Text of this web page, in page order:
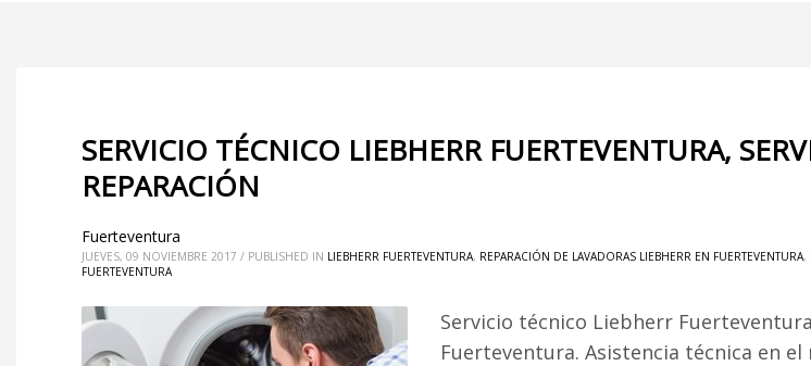
SERVICIO TÉCNICO LIEBHERR FUERTEVENTURA,
REPARACIÓN
Fuerteventura
JUEVES, 09 NOVIEMBRE 2017 / PUBLISHED IN LIEBHERR FUERTEVENTURA, REPARACIÓN DE LAVADORAS LIEBHERR EN FUERTEVENTURA,
FUERTEVENTURA
Servicio técnico Liebherr
Fuerteventura. Asistencia técnica en